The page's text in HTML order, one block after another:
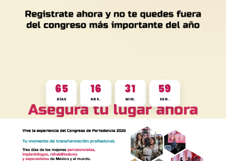
65
DÍAS
16
HRS.
31
MIN.
56
SEG.